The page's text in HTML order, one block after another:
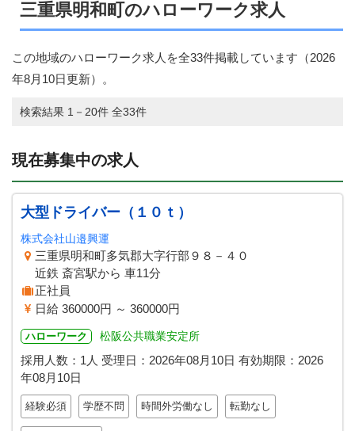
三重県明和町のハローワーク求人
この地域のハローワーク求人を全33件掲載しています（2026
年8月10日更新）。
検索結果 1－20件 全33件
現在募集中の求人
大型ドライバー（１０ｔ）
株式会社山邉興運
三重県明和町多気郡大字行部９８－４０
近鉄 斎宮駅から 車11分
正社員
日給 360000円 ～ 360000円
ハローワーク 松阪公共職業安定所
採用人数：1人 受理日： 2026年08月10日 有効期限： 2026
年08月10日
経験必須 学歴不問 時間外労働なし 転勤なし